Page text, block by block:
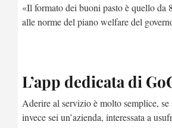
«Il formato dei buoni pasto è quello da
alle norme del piano welfare del
L’app dedicata di
Aderire al servizio è molto semplice,
invece sei un’azienda, interessata a